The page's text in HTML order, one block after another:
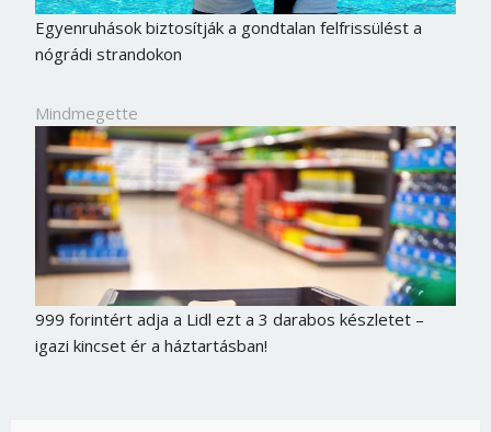
Egyenruhások biztosítják a gondtalan felfrissülést a
nógrádi strandokon
Mindmegette
999 forintért adja a Lidl ezt a 3 darabos készletet –
igazi kincset ér a háztartásban!